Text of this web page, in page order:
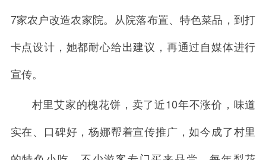
7家农户改造农家院。从院落布置、特色菜品，到打
卡点设计，她都耐心给出建议，再通过自媒体进行
宣传。
村里艾家的槐花饼，卖了近10年不涨价，味道
实在、口碑好，杨娜帮着宣传推广，如今成了村里